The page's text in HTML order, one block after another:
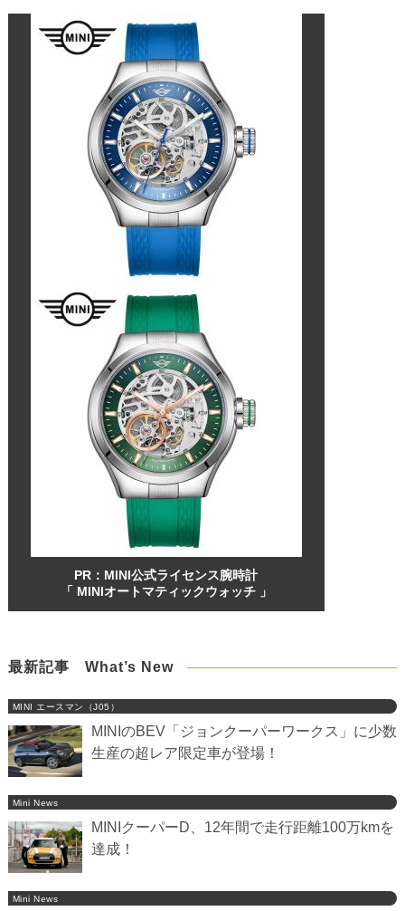
PR：MINI公式ライセンス腕時計
「 MINIオートマティックウォッチ 」
最新記事 What’s New
MINI エースマン（J05）
MINIのBEV「ジョンクーパーワークス」に少数
生産の超レア限定車が登場！
Mini News
MINIクーパーD、12年間で走行距離100万kmを
達成！
Mini News